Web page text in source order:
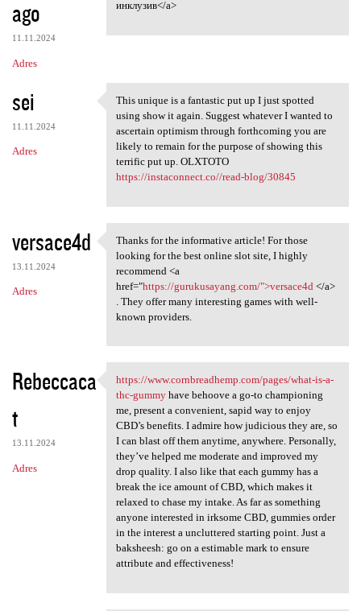
ago
11.11.2024
Adres
инклузив</a>
sei
11.11.2024
Adres
This unique is a fantastic
This unique is a fantastic put up I just spotted
using show it again. Suggest whatever I wanted to
ascertain optimism through forthcoming you are
likely to remain for the purpose of showing this
terrific put up. OLXTOTO
https://instaconnect.co//read-blog/30845
versace4d
13.11.2024
Adres
Thanks for the informative
Thanks for the informative article! For those
looking for the best online slot site, I highly
recommend <a
href="https://gurukusayang.com/">versace4d </a>
. They offer many interesting games with well-
known providers.
Rebeccaca
t
13.11.2024
Adres
https://www.cornbreadhemp.com
https://www.cornbreadhemp.com/pages/what-is-a-
thc-gummyhave behoove a go-to championing
me, present a convenient, sapid way to enjoy
CBD’s benefits. I admire how judicious they are, so
I can blast off them anytime, anywhere. Personally,
they’ve helped me moderate and improved my
drop quality. I also like that each gummy has a
break the ice amount of CBD, which makes it
relaxed to chase my intake. As far as something
anyone interested in irksome CBD, gummies order
in the interest a uncluttered starting point. Just a
baksheesh: go on a estimable mark to ensure
attribute and effectiveness!